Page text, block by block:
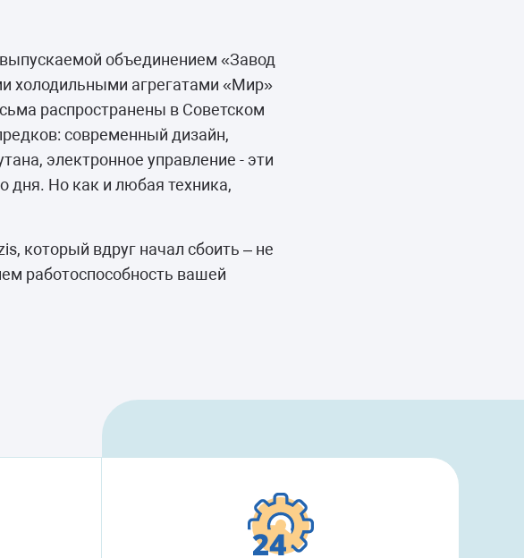
объединением «Завод
холодильными агрегатами «Мир»
распространены в Советском
современный дизайн,
электронное управление - эти
дня. Но как и любая техника,
который вдруг начал сбоить – не
работоспособность вашей